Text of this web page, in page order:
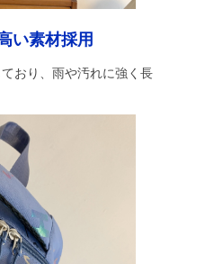
い素材採用
おり、雨や汚れに強く長